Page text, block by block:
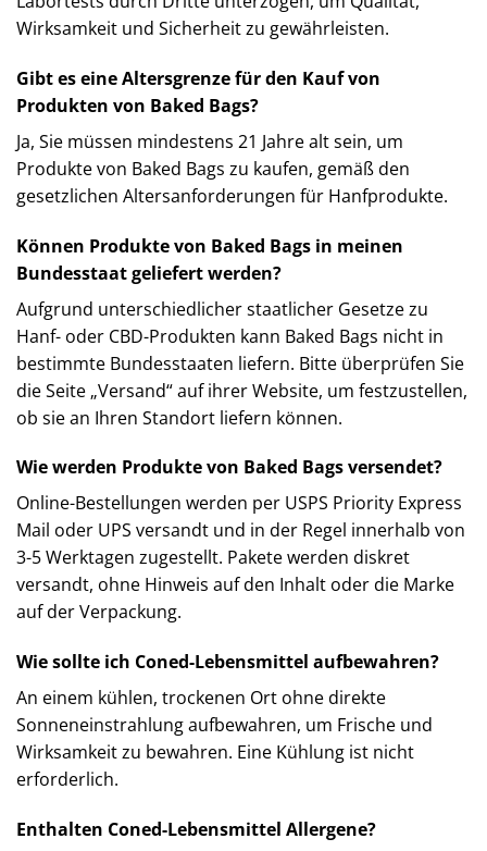
Wirksamkeit und Sicherheit zu gewährleisten. ​
Gibt es eine Altersgrenze für den Kauf von
Produkten von Baked Bags?
Ja, Sie müssen mindestens 21 Jahre alt sein, um
Produkte von Baked Bags zu kaufen, gemäß den
gesetzlichen Altersanforderungen für Hanfprodukte. ​
Können Produkte von Baked Bags in meinen
Bundesstaat geliefert werden?
Aufgrund unterschiedlicher staatlicher Gesetze zu
Hanf- oder CBD-Produkten kann Baked Bags nicht in
bestimmte Bundesstaaten liefern. Bitte überprüfen Sie
die Seite „Versand“ auf ihrer Website, um festzustellen,
ob sie an Ihren Standort liefern können. ​
Wie werden Produkte von Baked Bags versendet?
Online-Bestellungen werden per USPS Priority Express
Mail oder UPS versandt und in der Regel innerhalb von
3-5 Werktagen zugestellt. Pakete werden diskret
versandt, ohne Hinweis auf den Inhalt oder die Marke
auf der Verpackung. ​
Wie sollte ich Coned-Lebensmittel aufbewahren?
An einem kühlen, trockenen Ort ohne direkte
Sonneneinstrahlung aufbewahren, um Frische und
Wirksamkeit zu bewahren. Eine Kühlung ist nicht
erforderlich.​
Enthalten Coned-Lebensmittel Allergene?